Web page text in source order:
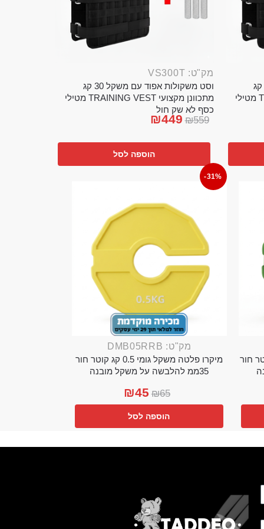
וסט משקולות אפוד עם משקל 20 קג
מתכוונן מקצועי TRAINING VEST מטילי
מק"ט: VS300T
וסט משקולות אפוד עם משקל 30 קג
מתכוונן מקצועי TRAINING VEST מטילי
כסף לא שק חול
₪559
₪449
הוספה לסל
0.25 קג קוטר חור
-31%
מק"ט: DMB05RRB
מיקרו פלטה משקל גומי 0.5 קג קוטר חור
35ממ להלבשה על משקל מובנה
₪65
₪45
הוספה לסל